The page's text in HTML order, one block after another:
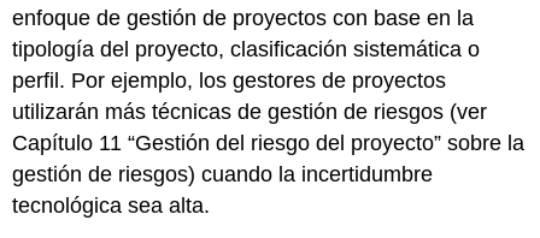
enfoque de gestión de proyectos con base en la
tipología del proyecto, clasificación sistemática o
perfil. Por ejemplo, los gestores de proyectos
utilizarán más técnicas de gestión de riesgos (ver
Capítulo 11 “Gestión del riesgo del proyecto” sobre la
gestión de riesgos) cuando la incertidumbre
tecnológica sea alta.